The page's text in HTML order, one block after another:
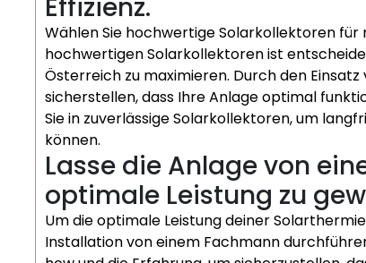
Effizienz.
Wählen Sie hochwertige Solarkollektoren für
hochwertigen Solarkollektoren ist
Österreich zu maximieren. Durch den
sicherstellen, dass Ihre Anlage optimal
Sie in zuverlässige Solarkollektoren, um
können.
Lasse die Anlage von
optimale Leistung zu
Um die optimale Leistung deiner
Installation von einem Fachmann